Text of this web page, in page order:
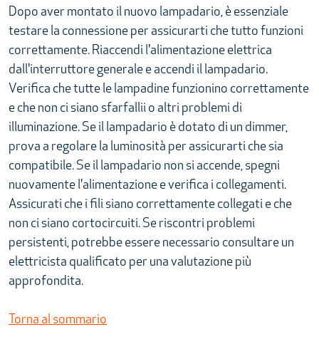
Dopo aver montato il nuovo lampadario, è essenziale
testare la connessione per assicurarti che tutto funzioni
correttamente. Riaccendi l'alimentazione elettrica
dall'interruttore generale e accendi il lampadario.
Verifica che tutte le lampadine funzionino correttamente
e che non ci siano sfarfallii o altri problemi di
illuminazione. Se il lampadario è dotato di un dimmer,
prova a regolare la luminosità per assicurarti che sia
compatibile. Se il lampadario non si accende, spegni
nuovamente l'alimentazione e verifica i collegamenti.
Assicurati che i fili siano correttamente collegati e che
non ci siano cortocircuiti. Se riscontri problemi
persistenti, potrebbe essere necessario consultare un
elettricista qualificato per una valutazione più
approfondita.
Torna al sommario